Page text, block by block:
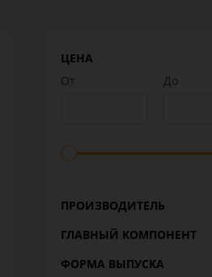
ЦЕНА
От
До
ПРОИЗВОДИТЕЛЬ
ГЛАВНЫЙ КОМПОНЕНТ
ФОРМА ВЫПУСКА